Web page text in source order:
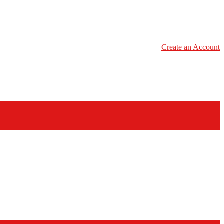
Create an Account